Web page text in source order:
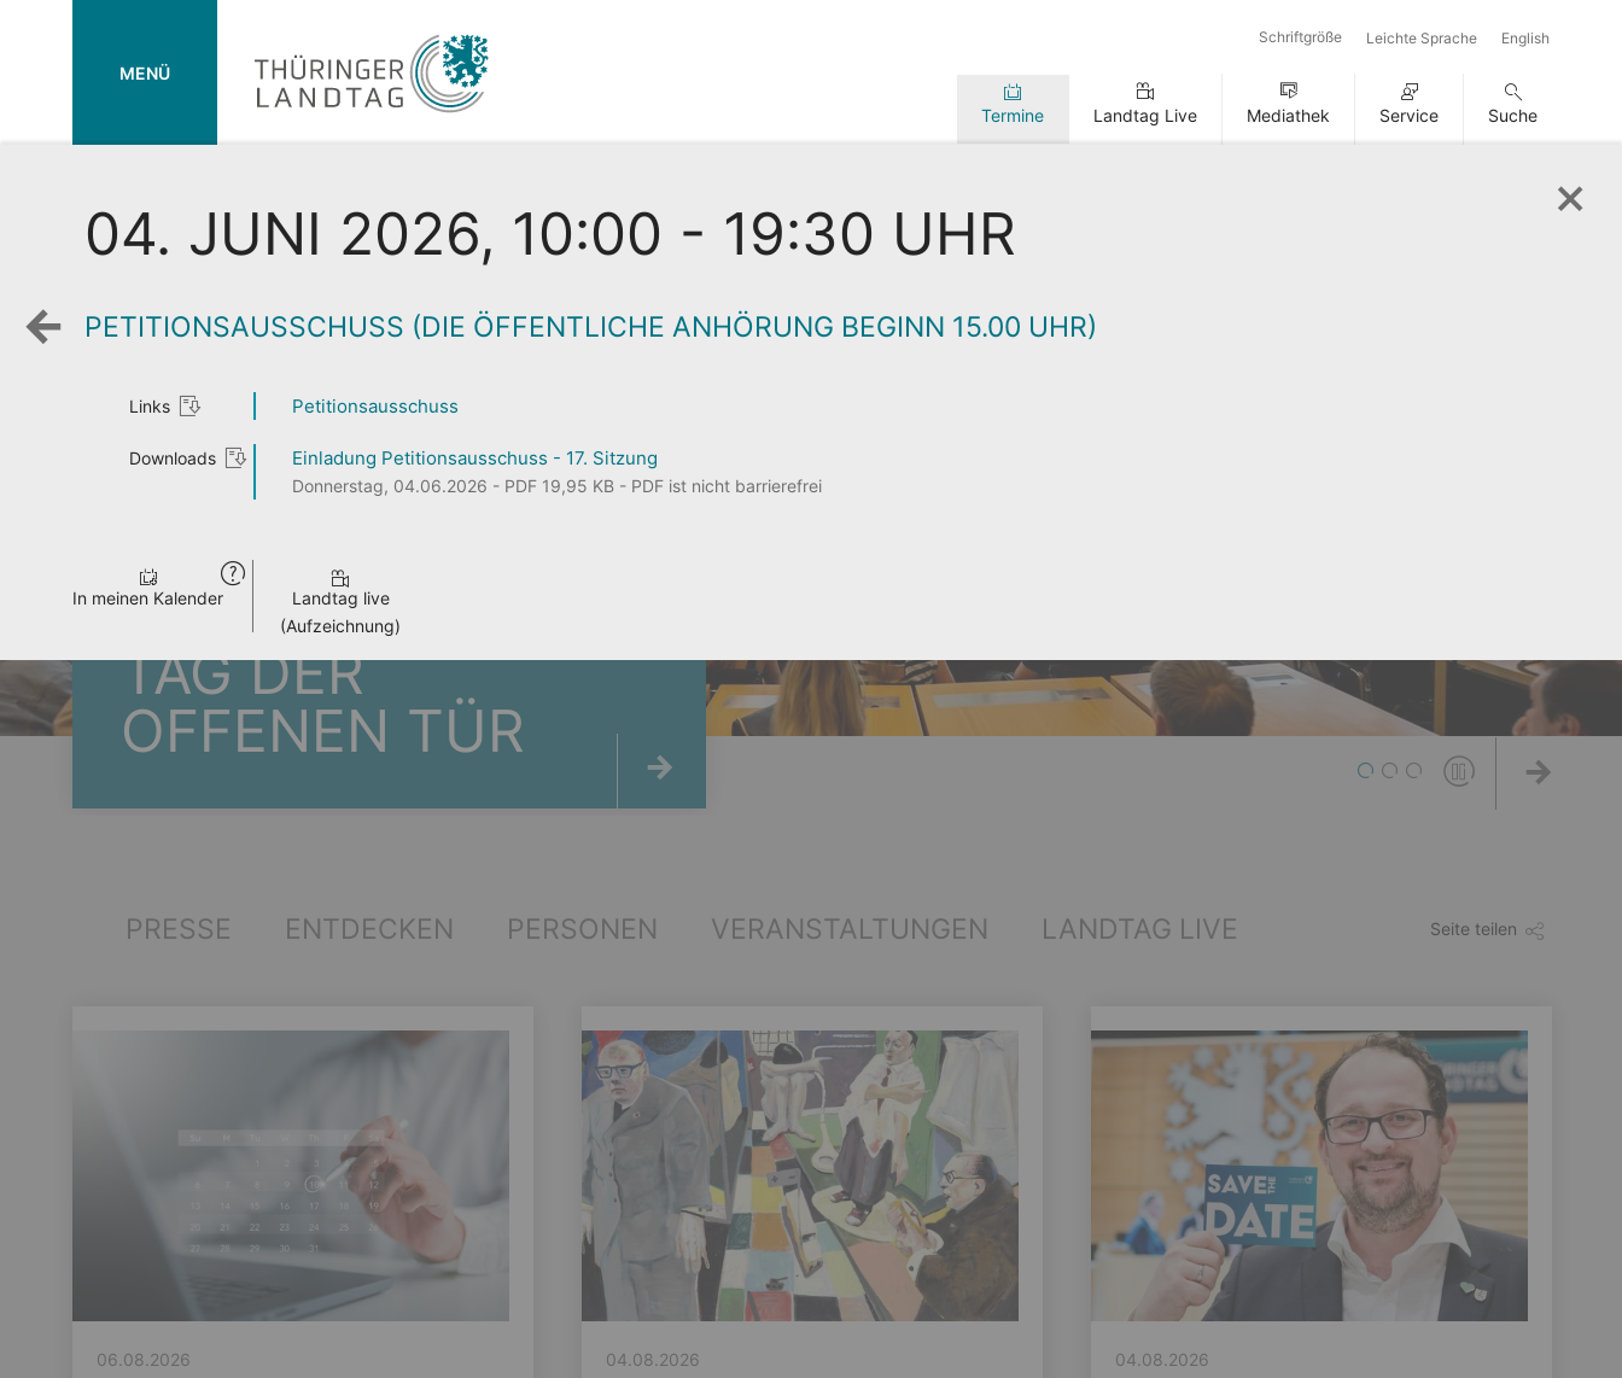
MENÜ
Schriftgröße Leichte Sprache English
Termine
Zurück
zur
04. JUNI 2026, 10:00 - 19:30 UHR
PETITIONSAUSSCHUSS (DIE ÖFFENTLICHE ANHÖRUNG BEGINN 15.00 UHR)
Links Petitionsausschuss
Downloads Einladung Petitionsausschuss - 17. Sitzung
Donnerstag, 04.06.2026 - PDF 19,95 KB - PDF ist nicht barrierefrei
In meinen Kalender
Landtag live
(Aufzeichnung)
Landtag Live Mediathek Service Suche
TAG DER
OFFENEN TÜR
1 2
Seite teilen
PRESSE ENTDECKEN PERSONEN VERANSTALTUNGEN LANDTAG LIVE
06.08.2026 04.08.2026 04.08.2026